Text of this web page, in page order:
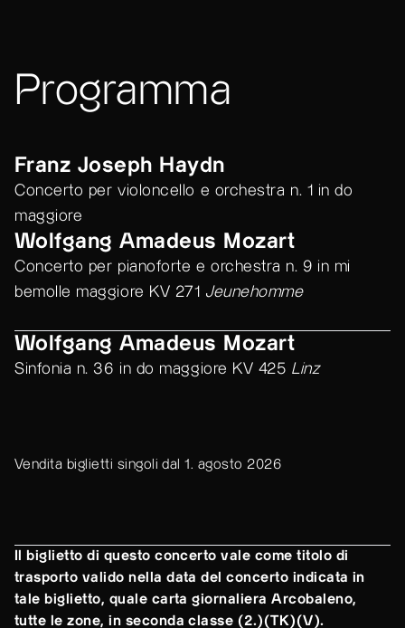
Programma
Franz Joseph Haydn
Concerto per violoncello e orchestra n. 1 in do
maggiore
Wolfgang Amadeus Mozart
Concerto per pianoforte e orchestra n. 9 in mi
bemolle maggiore KV 271 Jeunehomme
Wolfgang Amadeus Mozart
Sinfonia n. 36 in do maggiore KV 425 Linz
Vendita biglietti singoli dal 1. agosto 2026
Il biglietto di questo concerto vale come titolo di
trasporto valido nella data del concerto indicata in
tale biglietto, quale carta giornaliera Arcobaleno,
tutte le zone, in seconda classe (2.)(TK)(V).